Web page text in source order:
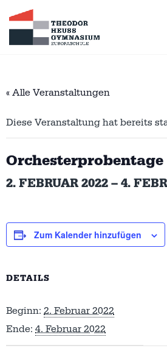
« Alle Veranstaltungen
Diese Veranstaltung hat bereits
Orchesterprobentage
2. FEBRUAR 2022–4.
Zum Kalender hinzufügen
DETAILS
Beginn: 2. Februar 2022
Ende: 4. Februar 2022